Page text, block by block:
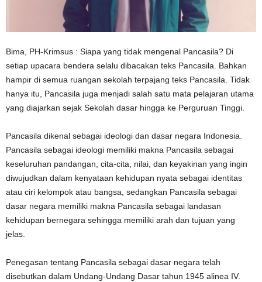
Bima, PH-Krimsus : Siapa yang tidak mengenal Pancasila? Di
setiap upacara bendera selalu dibacakan teks Pancasila. Bahkan
hampir di semua ruangan sekolah terpajang teks Pancasila. Tidak
hanya itu, Pancasila juga menjadi salah satu mata pelajaran utama
yang diajarkan sejak Sekolah dasar hingga ke Perguruan Tinggi.
Pancasila dikenal sebagai ideologi dan dasar negara Indonesia.
Pancasila sebagai ideologi memiliki makna Pancasila sebagai
keseluruhan pandangan, cita-cita, nilai, dan keyakinan yang ingin
diwujudkan dalam kenyataan kehidupan nyata sebagai identitas
atau ciri kelompok atau bangsa, sedangkan Pancasila sebagai
dasar negara memiliki makna Pancasila sebagai landasan
kehidupan bernegara sehingga memiliki arah dan tujuan yang
jelas.
Penegasan tentang Pancasila sebagai dasar negara telah
disebutkan dalam Undang-Undang Dasar tahun 1945 alinea IV.